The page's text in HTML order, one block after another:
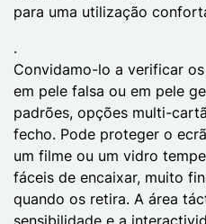
para uma utilização
.
Convidamo-lo a verificar
em pele falsa ou em pele
padrões, opções multi-
fecho. Pode proteger o
um filme ou um vidro
fáceis de encaixar, muito
quando os retira. A área
sensibilidade e a